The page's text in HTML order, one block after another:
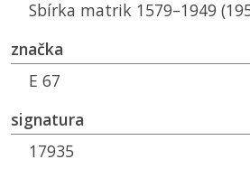
Sbírka matrik 1579–1949
značka
E 67
signatura
17935